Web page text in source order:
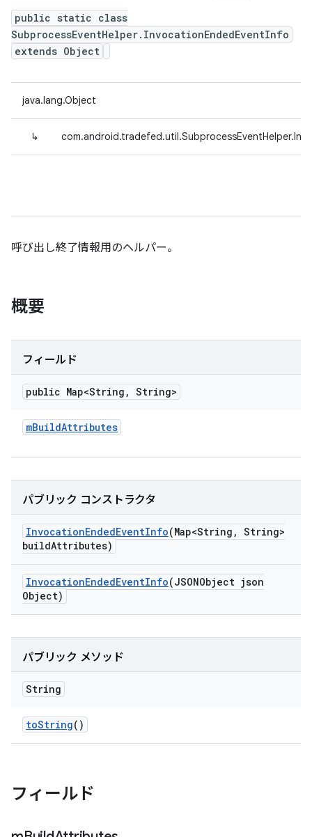
public static class
SubprocessEventHelper.InvocationEndedEventInfo
extends Object
java.lang.Object
↳
呼び出し終了情報用のヘルパー。
概要
フィールド
public Map<String , String>
mBuildAttributes
パブリック コンストラクタ
InvocationEndedEventInfo(Map<String , String>
buildAttributes)
InvocationEndedEventInfo(JSONObject json
Object)
パブリック メソッド
String
toString()
フィールド